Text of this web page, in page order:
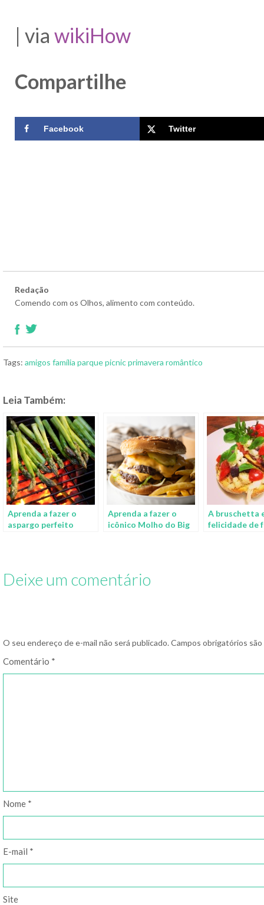
| via wikiHow
Compartilhe
Facebook Twitter
Redação
Comendo com os Olhos, alimento com conteúdo.
Tags: amigos família parquepicnicprimavera romântico
Leia Também:
Aprenda a fazer o
aspargo perfeito
Aprenda a fazer o
icônico Molho do Big
A bruschetta
felicidade de
Deixe um comentário
O seu endereço de e-mail não será publicado. Campos obrigatórios
Comentário *
Nome *
E-mail *
Site